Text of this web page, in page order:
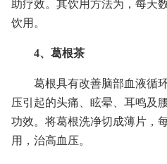
助疗效。其饮用方法为，每天
饮用。
4、葛根茶
葛根具有改善脑部血液循
压引起的头痛、眩晕、耳鸣及
功效。将葛根洗净切成薄片，
用，治高血压。